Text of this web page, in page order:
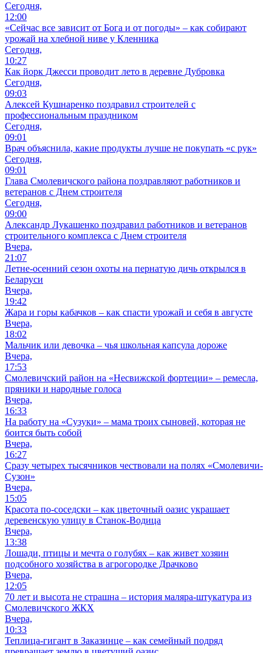
Сегодня,
12:00
«Сейчас все зависит от Бога и от погоды» – как собирают
урожай на хлебной ниве у Кленника
Сегодня,
10:27
Как йорк Джесси проводит лето в деревне Дубровка
Сегодня,
09:03
Алексей Кушнаренко поздравил строителей с
профессиональным праздником
Сегодня,
09:01
Врач объяснила, какие продукты лучше не покупать «с рук»
Сегодня,
09:01
Глава Смолевичского района поздравляют работников и
ветеранов с Днем строителя
Сегодня,
09:00
Александр Лукашенко поздравил работников и ветеранов
строительного комплекса с Днем строителя
Вчера,
21:07
Летне-осенний сезон охоты на пернатую дичь открылся в
Беларуси
Вчера,
19:42
Жара и горы кабачков – как спасти урожай и себя в августе
Вчера,
18:02
Мальчик или девочка – чья школьная капсула дороже
Вчера,
17:53
Смолевичский район на «Несвижской фортеции» – ремесла,
пряники и народные голоса
Вчера,
16:33
На работу на «Сузуки» – мама троих сыновей, которая не
боится быть собой
Вчера,
16:27
Сразу четырех тысячников чествовали на полях «Смолевичи-
Сузон»
Вчера,
15:05
Красота по-соседски – как цветочный оазис украшает
деревенскую улицу в Станок-Водица
Вчера,
13:38
Лошади, птицы и мечта о голубях – как живет хозяин
подсобного хозяйства в агрогородке Драчково
Вчера,
12:05
70 лет и высота не страшна – история маляра-штукатура из
Смолевичского ЖКХ
Вчера,
10:33
Теплица-гигант в Заказинце – как семейный подряд